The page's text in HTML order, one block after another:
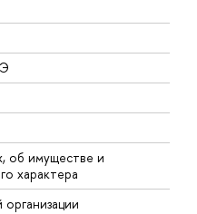
об имуществе и
характера